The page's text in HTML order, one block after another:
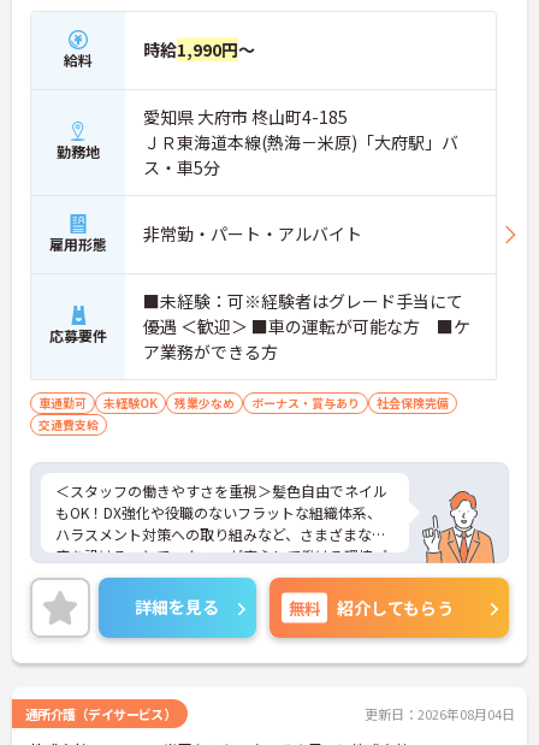
給料 時給1,990円～
勤務地
愛知県 大府市 柊山町4-185
ＪＲ東海道本線(熱海－米原)「大府駅」バ
ス・車5分
雇用形態 非常勤・パート・アルバイト
応募要件
■未経験：可※経験者はグレード手当にて
優遇 ＜歓迎＞ ■車の運転が可能な方 ■ケ
ア業務ができる方
車通勤可 未経験OK 残業少なめ ボーナス・賞与あり
社会保険完備
交通費支給
＜スタッフの働きやすさを重視＞髪色自由でネイル
もOK！DX強化や役職のないフラットな組織体系、
ハラスメント対策への取り組みなど、さまざまな制
度を設けることでスタッフが安心して働ける環境づ
くりに取り組まれています。
＜施設ケアマネとしてのやりがい＞入居者様の日常
を直接確認し、最適なケアプランを作成できます。
入居者様と常に関わることで気づきが生まれ、その
気づきからケアプランを変更することで自立支援に
す。
＜チームで連携しながらのお仕事＞一人ひとりが主
詳細を見る 無料 紹介してもらう
通所介護（デイサービス） 更新日：2026年08月04日